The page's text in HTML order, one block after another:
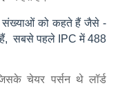
संख्याओं को कहते हैं जैसे -
हैं, सबसे पहले IPC में 488
चेयर पर्सन थे लॉर्ड